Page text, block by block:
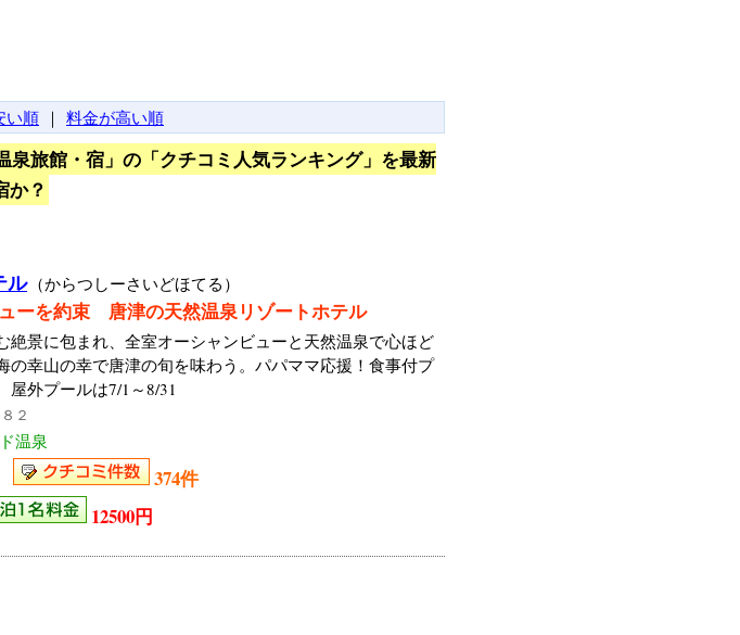
い順 ｜ 料金が高い順
旅館・宿」の「クチコミ人気ランキング」を最新
か？
ル （からつしーさいどほてる）
ーを約束 唐津の天然温泉リゾートホテル
絶景に包まれ、全室オーシャンビューと天然温泉で心ほど
の幸山の幸で唐津の旬を味わう。パパママ応援！食事付プ
屋外プールは7/1～8/31
２
温泉
374件
12500円